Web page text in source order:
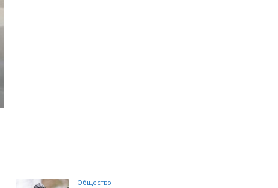
Общество